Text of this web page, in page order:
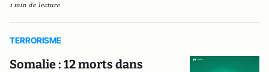
1 min de lecture
TERRORISME
Somalie : 12 morts dans